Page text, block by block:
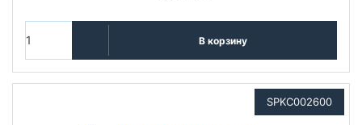
В корзину
SPKC002600